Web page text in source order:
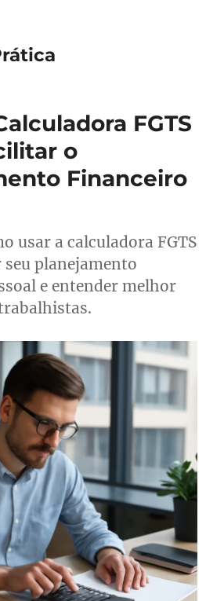
FGTS
o
Financeiro
usar a calculadora FGTS
planejamento
e entender melhor